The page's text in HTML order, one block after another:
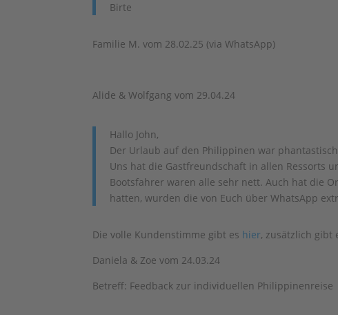
Birte
Familie M. vom 28.02.25 (via WhatsApp)
Alide & Wolfgang vom 29.04.24
Hallo John,
Der Urlaub auf den Philippinen war
Uns hat die Gastfreundschaft in allen Ressorts
Bootsfahrer waren alle sehr nett. Auch hat die
hatten, wurden die von Euch über WhatsApp
Die volle Kundenstimme gibt es hier, zusätzlich gibt
Daniela & Zoe vom 24.03.24
Betreff: Feedback zur individuellen Philippinenreise